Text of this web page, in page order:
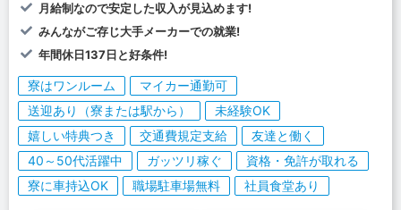
月給制なので安定した収入が見込めます!
みんながご存じ大手メーカーでの就業!
年間休日137日と好条件!
寮はワンルーム
マイカー通勤可
送迎あり（寮または駅から）
未経験OK
嬉しい特典つき
交通費規定支給
友達と働く
40～50代活躍中
ガッツリ稼ぐ
資格・免許が取れる
寮に車持込OK
職場駐車場無料 社員食堂あり